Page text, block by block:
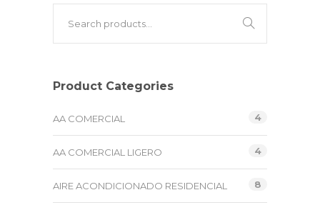
Product Categories
AA COMERCIAL 4
AA COMERCIAL LIGERO 4
AIRE ACONDICIONADO RESIDENCIAL 8